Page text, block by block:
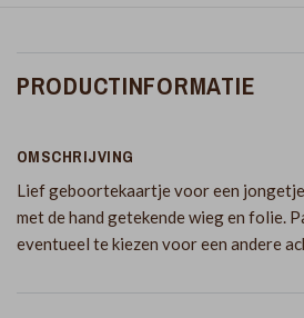
PRODUCTINFORMATIE
OMSCHRIJVING
Lief geboortekaartje voor een
met de hand getekende wieg en folie.
eventueel te kiezen voor een andere